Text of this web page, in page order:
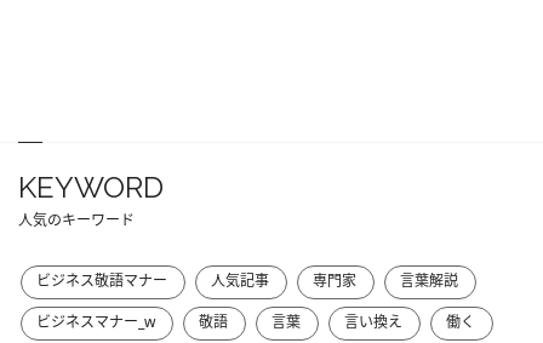
KEYWORD
人気のキーワード
ビジネス敬語マナー 人気記事 専門家
言葉解説
ビジネスマナー_w
敬語 言葉 言い換え
働く